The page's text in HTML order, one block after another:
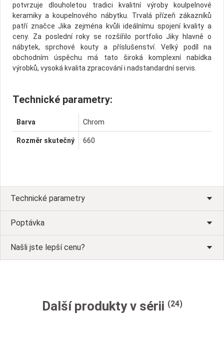
potvrzuje dlouholetou tradici kvalitní výroby koulpelnové
keramiky a koupelnového nábytku. Trvalá přízeň zákazníků
patří značce Jika zejména kvůli ideálnímu spojení kvality a
ceny. Za poslední roky se rozšířilo portfolio Jiky hlavně o
nábytek, sprchové kouty a příslušenství. Velký podíl na
obchodním úspěchu má tato široká komplexní nabídka
výrobků, vysoká kvalita zpracování i nadstandardní servis.
Technické parametry:
Barva Chrom
Rozměr skutečný 660
Technické parametry
Poptávka
Našli jste lepší cenu?
Další produkty v sérii (24)